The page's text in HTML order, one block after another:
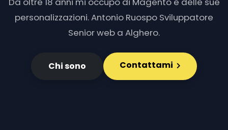
personalizzazioni. Antonio Ruospo Sviluppatore
Senior web a Alghero.
Chi sono Contattami